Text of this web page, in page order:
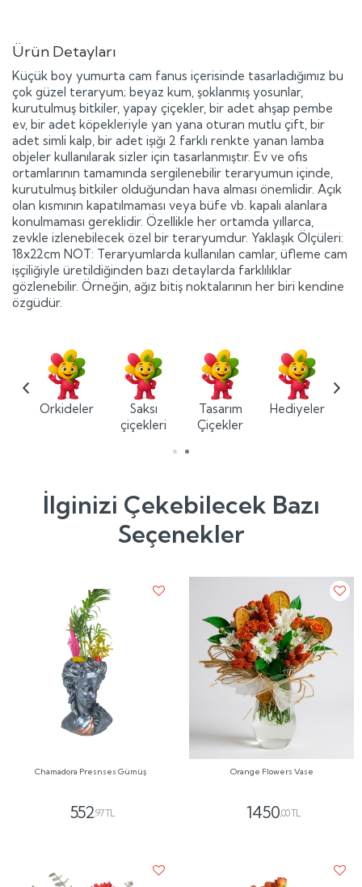
Ürün Detayları
Küçük boy yumurta cam fanus içerisinde tasarladığımız bu
çok güzel teraryum; beyaz kum, şoklanmış yosunlar,
kurutulmuş bitkiler, yapay çiçekler, bir adet ahşap pembe
ev, bir adet köpekleriyle yan yana oturan mutlu çift, bir
adet simli kalp, bir adet işığı 2 farklı renkte yanan lamba
objeler kullanılarak sizler için tasarlanmıştır. Ev ve ofis
ortamlarının tamamında sergilenebilir teraryumun içinde,
kurutulmuş bitkiler olduğundan hava alması önemlidir. Açık
olan kısmının kapatılmaması veya büfe vb. kapalı alanlara
konulmaması gereklidir. Özellikle her ortamda yıllarca,
zevkle izlenebilecek özel bir teraryumdur. Yaklaşık Ölçüleri:
18x22cm NOT: Teraryumlarda kullanılan camlar, üfleme cam
işçiliğiyle üretildiğinden bazı detaylarda farklılıklar
gözlenebilir. Örneğin, ağız bitiş noktalarının her biri kendine
özgüdür.
Orkideler
Saksı
çiçekleri
Tasarım
Çiçekler
Hediyeler
İlginizi Çekebilecek Bazı
Seçenekler
Chamadora Presnses Gümüş
552,97 TL
Orange Flowers Vase
1450,00 TL